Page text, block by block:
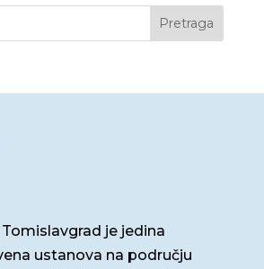
Pretraga
je jedina
ustanova na području